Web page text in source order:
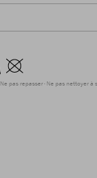
Ne pas repasser Ne pas nettoyer à